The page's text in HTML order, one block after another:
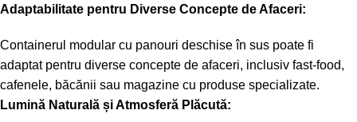
Adaptabilitate pentru Diverse Concepte de Afaceri:
Containerul modular cu panouri deschise în sus poate fi
adaptat pentru diverse concepte de afaceri, inclusiv fast-food,
cafenele, băcănii sau magazine cu produse specializate.
Lumină Naturală și Atmosferă Plăcută: